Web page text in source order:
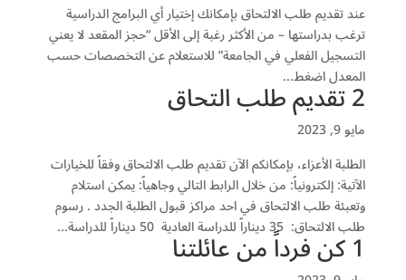
ﻋﻨﺪ ﺗﻘﺪﻳﻢ ﻃﻠﺐ اﻻﻟﺘﺤﺎﻕ ﺑﺈﻣﻜﺎﻧﻚ ﺇﺧﺘﻴﺎﺭ ﺃﻱ اﻟﺒﺮاﻣﺞ اﻟﺪﺭاﺳﻴﺔ
ﺗﺮﻏﺐ ﺑﺪﺭاﺳﺘﻬﺎ – ﻣﻦ اﻷﻛﺜﺮ ﺭﻏﺒﺔ ﺇﻟﻰ اﻷﻗﻞ “ﺣﺠﺰ اﻟﻤﻘﻌﺪ ﻻ ﻳﻌﻨﻲ
اﻟﺘﺴﺠﻴﻞ اﻟﻔﻌﻠﻲ ﻓﻲ اﻟﺠﺎﻣﻌﺔ” للاستعلام عن التخصصات حسب
المعدل اضغط...
2 تقديم طلب التحاق
مايو 9, 2023
الطلبة الأعزاء، بإمكانكم الآن تقديم طلب الالتحاق وفقاً للخيارات
الآتية: إلكترونياً: من خلال الرابط التالي ﻭﺟﺎﻫﻴﺎً: ﻳﻤﻜﻦ اﺳﺘﻼﻡ
ﻭﺗﻌﺒﺌﺔ ﻃﻠﺐ اﻻﻟﺘﺤﺎﻕ ﻓﻲ اﺣﺪ ﻣﺮاﻛﺰ ﻗﺒﻮﻝ اﻟﻄﻠﺒﺔ اﻟﺠﺪﺩ . ﺭﺳﻮﻡ
ﻃﻠﺐ اﻻﻟﺘﺤﺎﻕ: 35 ﺩﻳﻨﺎﺭاً ﻟﻠﺪﺭاﺳﺔ اﻟﻌﺎﺩﻳﺔ 50 ﺩﻳﻨﺎﺭاً ﻟﻠﺪﺭاﺳﺔ...
1 ﻛﻦ ﻓﺮﺩاً ﻣﻦ ﻋﺎﺋﻠﺘﻨﺎ